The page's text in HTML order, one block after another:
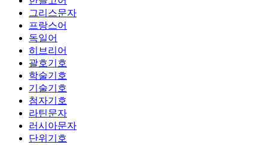
그리스문자
프랑스어
독일어
히브리어
괄호기호
학술기호
기술기호
첨자기호
라틴문자
러시아문자
단위기호